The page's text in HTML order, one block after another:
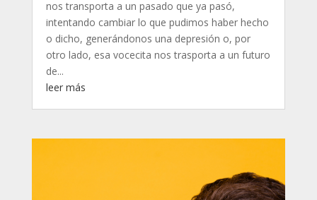
nos transporta a un pasado que ya pasó,
intentando cambiar lo que pudimos haber hecho
o dicho, generándonos una depresión o, por
otro lado, esa vocecita nos trasporta a un futuro
de...
leer más